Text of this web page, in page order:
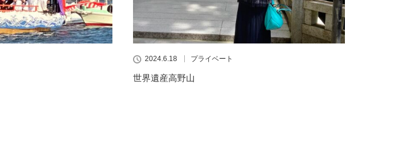
2024.6.18 プライベート
世界遺産高野山